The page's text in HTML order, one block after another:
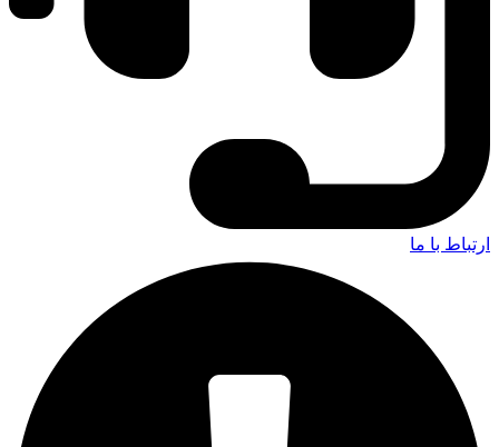
ارتباط با ما